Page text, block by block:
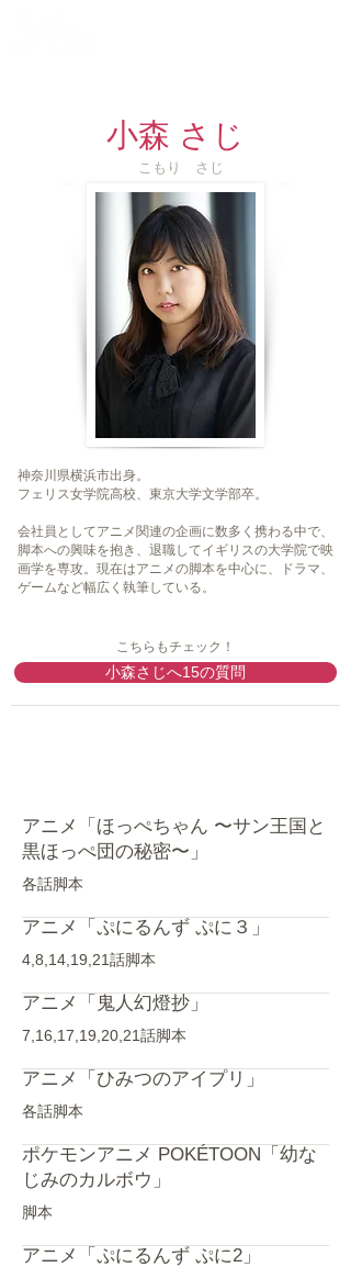
小森 さじ
​こもり さじ
神奈川県横浜市出身。
フェリス女学院高校、東京大学文学部卒。
会社員としてアニメ関連の企画に数多く携わる中で、
脚本への興味を抱き、退職してイギリスの大学院で映
画学を専攻。現在はアニメの脚本を中心に、ドラマ、
ゲームなど幅広く執筆している。
こちらもチェック！
小森さじへ15の質問
アニメ「ほっぺちゃん 〜サン王国と
黒ほっぺ団の秘密〜」
各話脚本
アニメ「ぷにるんず ぷに３」
4,8,14,19,21話脚本
アニメ「鬼人幻燈抄」
7,16,17,19,20,21話脚本
アニメ「ひみつのアイプリ」
各話脚本
ポケモンアニメ POKÉTOON「幼な
じみのカルボウ」
脚本
アニメ「ぷにるんず ぷに2」